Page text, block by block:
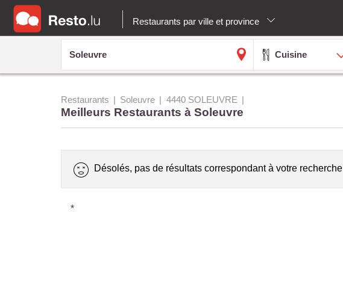
Restaurants par ville et province
Cuisine
Restaurants Soleuvre 4440 SOLEUVRE
Meilleurs Restaurants à Soleuvre
Désolés, pas de résultats correspondant à votre recherche
*